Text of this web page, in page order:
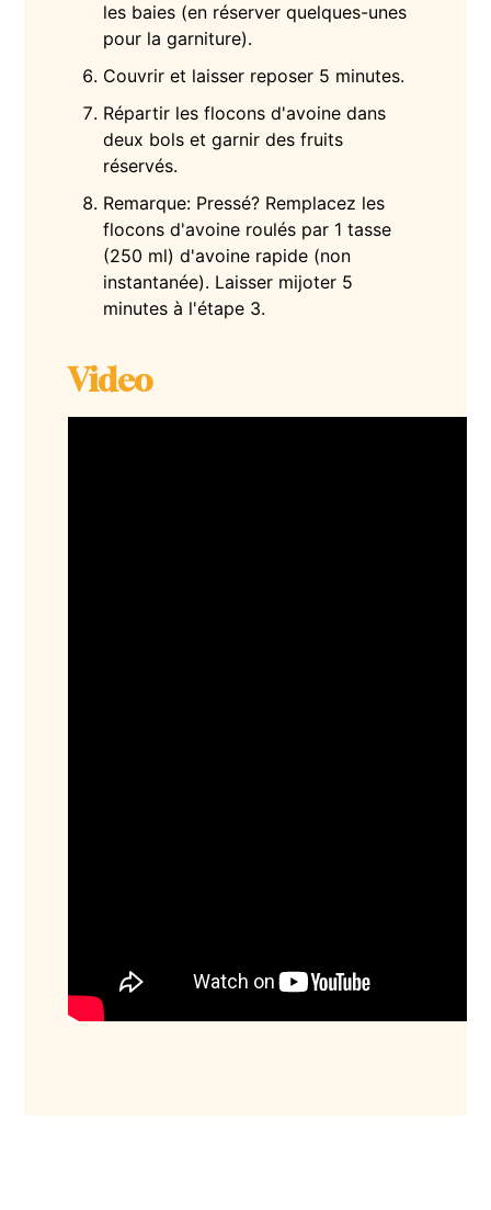
les baies (en réserver quelques-unes
pour la garniture).
Couvrir et laisser reposer 5 minutes.
Répartir les flocons d'avoine dans
deux bols et garnir des fruits
réservés.
Remarque: Pressé? Remplacez les
flocons d'avoine roulés par 1 tasse
(250 ml) d'avoine rapide (non
instantanée). Laisser mijoter 5
minutes à l'étape 3.
Video